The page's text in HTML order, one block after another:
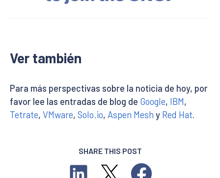
Ver también
Para más perspectivas sobre la noticia de hoy, por
favor lee las entradas de blog de Google, IBM,
Tetrate, VMware, Solo.io, Aspen Mesh y Red Hat.
SHARE THIS POST